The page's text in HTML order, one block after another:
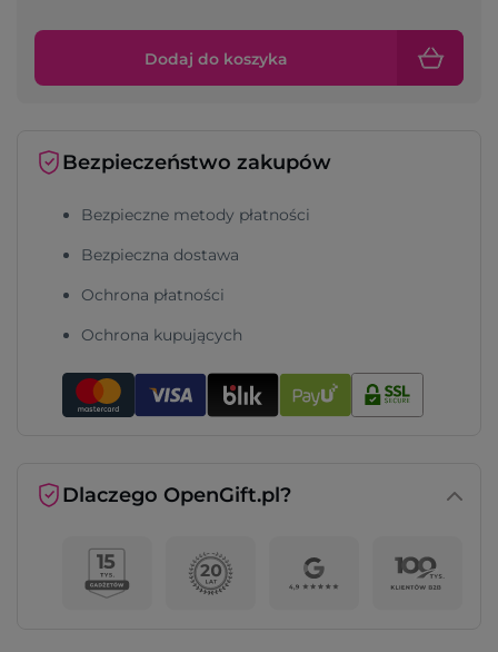
Dodaj do koszyka
Bezpieczeństwo zakupów
Bezpieczne metody płatności
Bezpieczna dostawa
Ochrona płatności
Ochrona kupujących
Dlaczego OpenGift.pl?